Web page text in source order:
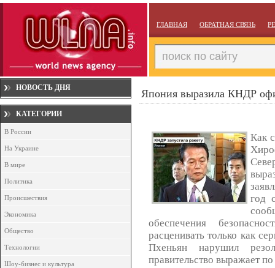
ГЛАВНАЯ ОБРАТНАЯ СВЯЗЬ
НОВОСТЬ ДНЯ
КАТЕГОРИИ
В России
На Украине
В мире
Политика
Происшествия
Экономика
Общество
Технологии
Шоу-бизнес и культура
Япония выразила КНДР
Как
год
обеспечения
расценивать только как
Пхеньян нарушил
правительство выражает